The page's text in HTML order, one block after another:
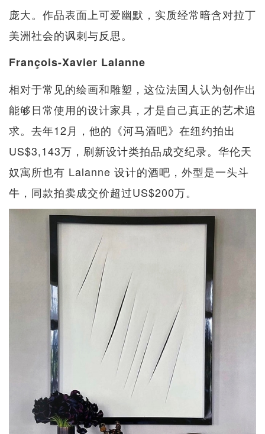
庞大。作品表面上可爱幽默，实质经常暗含对拉丁
美洲社会的讽刺与反思。
François-Xavier Lalanne
相对于常见的绘画和雕塑，这位法国人认为创作出
能够日常使用的设计家具，才是自己真正的艺术追
求。去年12月，他的《河马酒吧》在纽约拍出
US$3,143万，刷新设计类拍品成交纪录。华伦天
奴寓所也有 Lalanne 设计的酒吧，外型是一头斗
牛，同款拍卖成交价超过US$200万。